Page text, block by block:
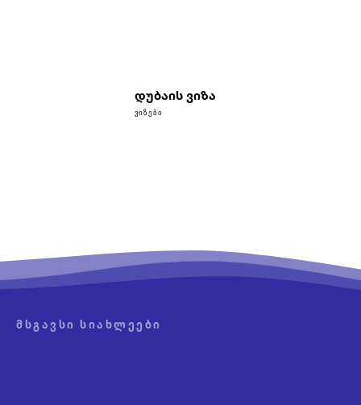
დუბაის ვიზა
ᲕᲘᲖᲔᲑᲘ
ᲛᲡᲒᲐᲕᲡᲘ ᲡᲘᲐᲮᲚᲔᲔᲑᲘ